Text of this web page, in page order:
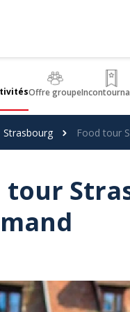
Offre groupe
Strasbourg Food tour
tour